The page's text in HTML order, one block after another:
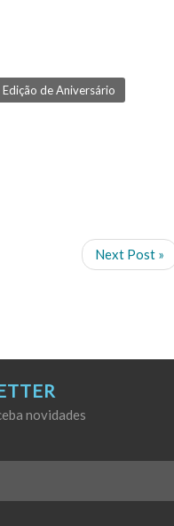
Edição de Aniversário
Next Post »
novidades